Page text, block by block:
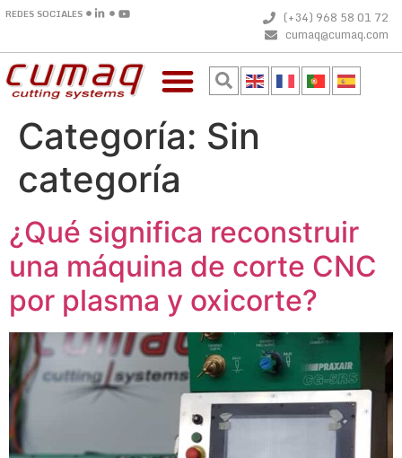
REDES SOCIALES
(+34) 968 58 01 72
cumaq@cumaq.com
Categoría: Sin
categoría
¿Qué significa reconstruir
una máquina de corte CNC
por plasma y oxicorte?